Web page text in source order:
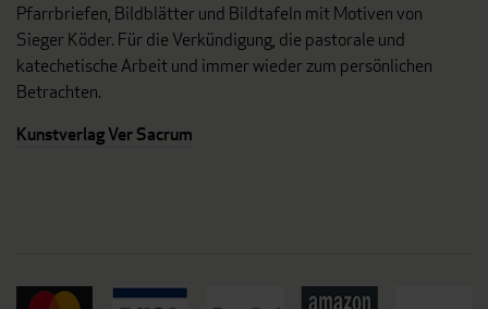
Pfarrbriefen, Bildblätter und Bildtafeln mit Motiven von
Sieger Köder. Für die Verkündigung, die pastorale und
katechetische Arbeit und immer wieder zum persönlichen
Betrachten.
Kunstverlag Ver Sacrum